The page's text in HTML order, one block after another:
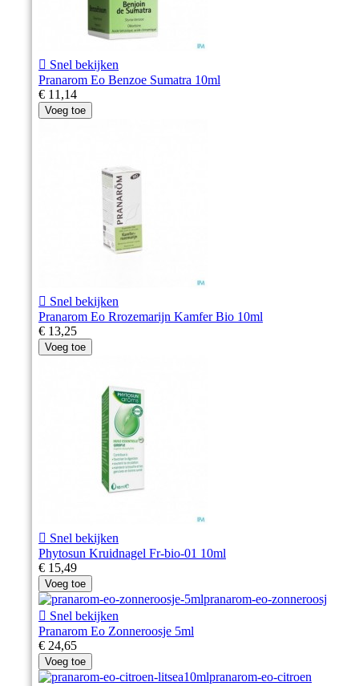
 Snel bekijken
Pranarom Eo Benzoe Sumatra 10ml
€ 11,14
Voeg toe
 Snel bekijken
Pranarom Eo Rrozemarijn Kamfer Bio 10ml
€ 13,25
Voeg toe
 Snel bekijken
Phytosun Kruidnagel Fr-bio-01 10ml
€ 15,49
Voeg toe
 Snel bekijken
Pranarom Eo Zonneroosje 5ml
€ 24,65
Voeg toe